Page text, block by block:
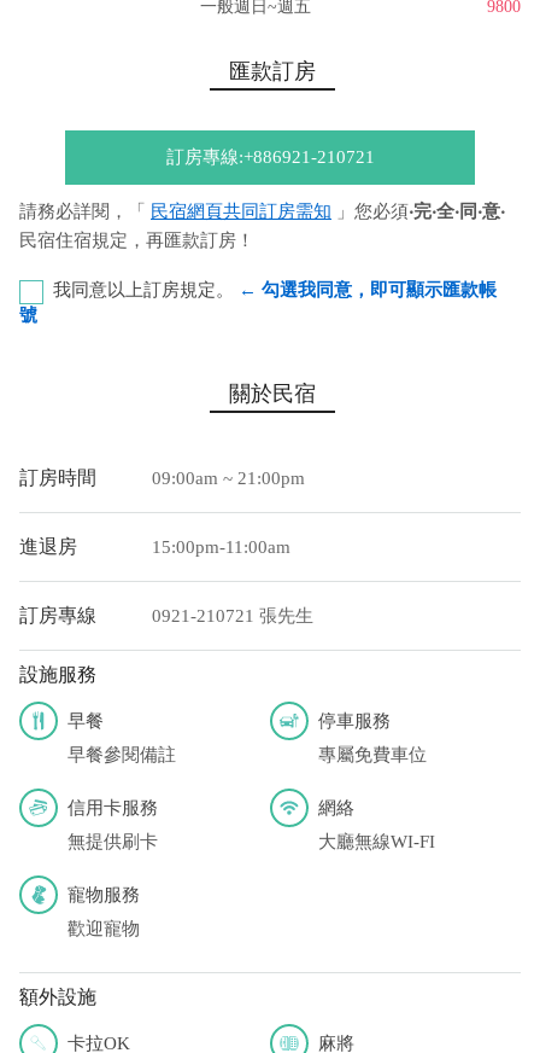
一般週日~週五
9800
匯款訂房
訂房專線:+886921-210721
請務必詳閱，「 民宿網頁共同訂房需知 」您必須‧完‧全‧同‧意‧
民宿住宿規定，再匯款訂房！
我同意以上訂房規定。
← 勾選我同意，即可顯示匯款帳
號
恆春郵局 代號：700 局號：0071430 帳號：0619382 戶
您也可以利用這幾個常用的網路ATM匯款： [
宿有提供該銀行匯款帳號喔。) 匯入任何款項後，請記得與業者
連絡喔！
關於民宿
訂房時間 09:00am ~ 21:00pm
進退房 15:00pm-11:00am
訂房專線 0921-210721 張先生
設施服務
早餐
早餐參閱備註
停車服務
專屬免費車位
信用卡服務
無提供刷卡
網絡
大廳無線WI-FI
寵物服務
歡迎寵物
額外設施
卡拉OK 麻將